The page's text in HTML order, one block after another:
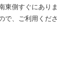
東側すぐにありま
で、ご利用くださ